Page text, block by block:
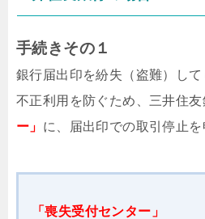
手続きその１
銀行届出印を紛失（盗難）し
不正利用を防ぐため、三井住友
ー」 に、届出印での取引停止を
「喪失受付センター」